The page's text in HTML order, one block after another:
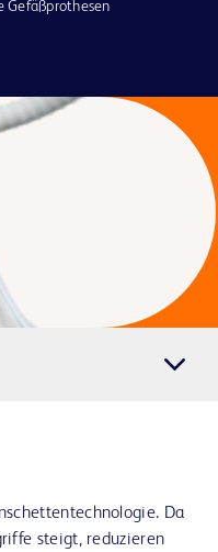
Gefäßprothesen
Da
steigt, reduzieren